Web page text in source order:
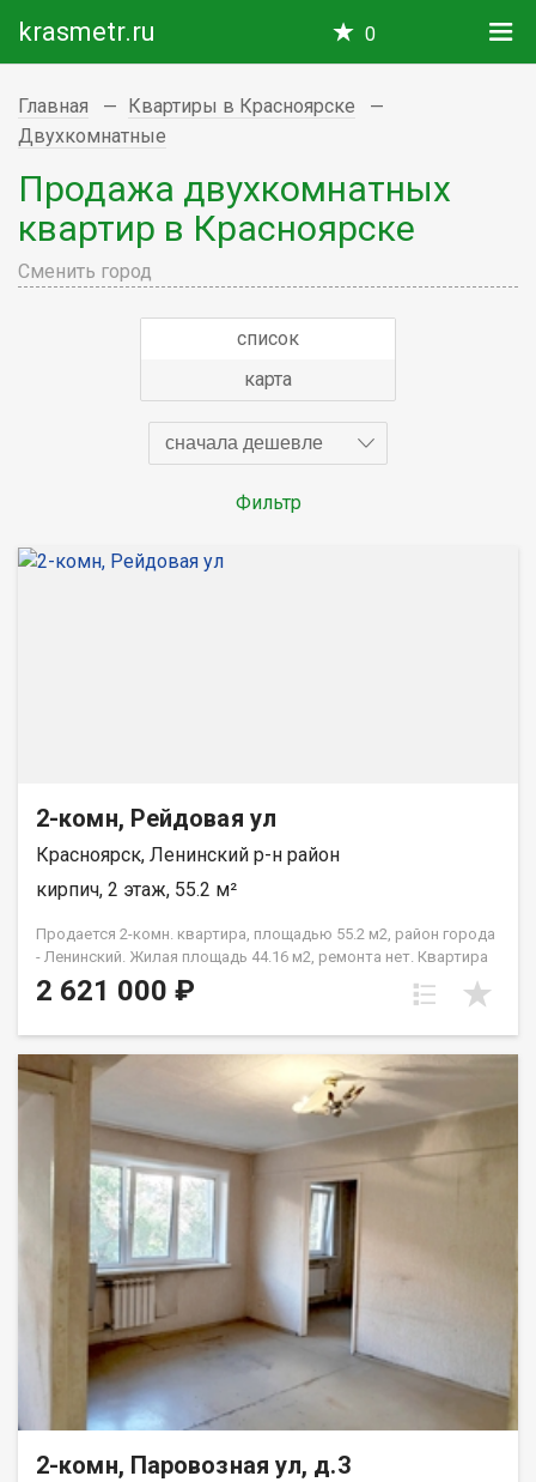
krasmetr.ru 0
Главная
Квартиры в Красноярске
Двухкомнатные
Продажа двухкомнатных
квартир в Красноярске
Сменить город
список
карта
сначала дешевле
Фильтр
2-комн, Рейдовая ул
Красноярск, Ленинский р-н район
кирпич, 2 этаж, 55.2 м²
Продается 2-комн. квартира, площадью 55.2 м2, район города
- Ленинский. Жилая площадь 44.16 м2, ремонта нет. Квартира
располагается на 2 этаже 3-этажного кирпичного дома 1984
года постройки. Отдел продаж
2 621 000 ₽
2-комн, Паровозная ул, д.3